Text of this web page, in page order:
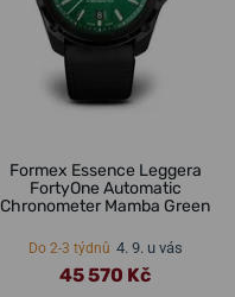
Formex Essence Leggera
FortyOne Automatic
Chronometer Mamba Green
Do 2-3 týdnů 4. 9. u vás
45 570 Kč